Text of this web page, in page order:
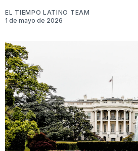
EL TIEMPO LATINO TEAM
1 de mayo de 2026